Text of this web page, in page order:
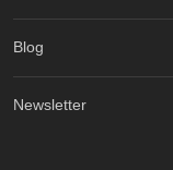
Blog
Newsletter